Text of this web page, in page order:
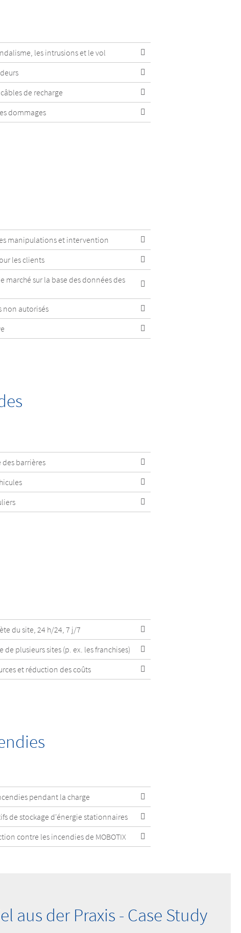
les intrusions et le vol
de recharge
dommages
manipulations et intervention
les clients
marché sur la base des données des
non autorisés
barrières
du site, 24 h/24, 7 j/7
plusieurs sites (p. ex. les franchises)
et réduction des coûts
pendant la charge
de stockage d'énergie stationnaires
contre les incendies de MOBOTIX
aus der Praxis - Case Study